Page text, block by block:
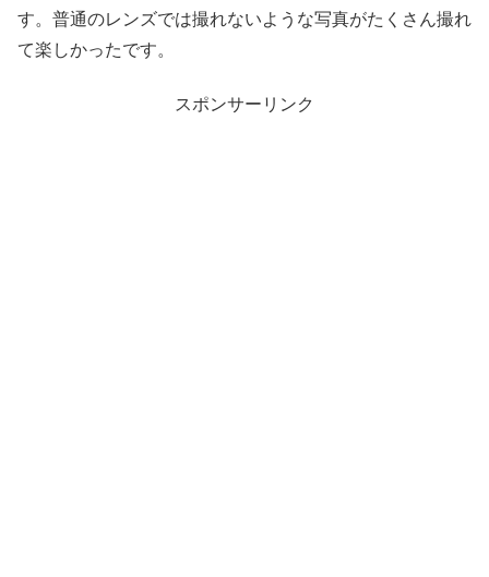
す。普通のレンズでは撮れないような写真がたくさん撮れ
て楽しかったです。
スポンサーリンク